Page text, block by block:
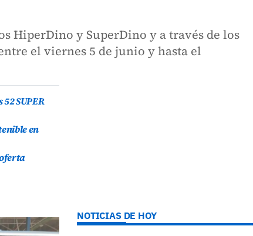
HiperDino y SuperDino y a través de los
el viernes 5 de junio y hasta el
SUPER
en
NOTICIAS DE HOY